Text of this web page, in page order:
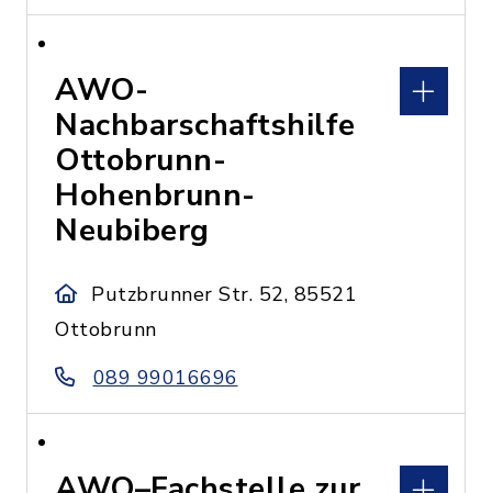
AWO-
Nachbarschaftshilfe
Ottobrunn-
Hohenbrunn-
Neubiberg
Putzbrunner Str. 52, 85521
Ottobrunn
089 99016696